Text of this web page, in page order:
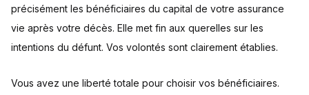
précisément les bénéficiaires du capital de votre assurance
vie après votre décès. Elle met fin aux querelles sur les
intentions du défunt. Vos volontés sont clairement établies.
Vous avez une liberté totale pour choisir vos bénéficiaires.